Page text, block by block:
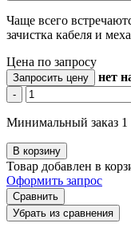
Чаще всего
зачистка кабеля и
Цена по запросу
Запросить цену нет
-
Минимальный заказ 1
В корзину
Товар добавлен в
Оформить запрос
Сравнить
Убрать из сравнения